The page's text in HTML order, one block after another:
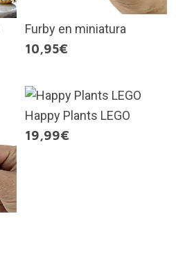
Furby en miniatura
10,95€
Happy Plants LEGO
19,99€